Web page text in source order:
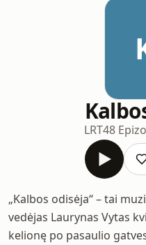
LRT48
„Kalbos odisėja“ – tai
vedėjas Laurynas Vytas
kelionę po pasaulio